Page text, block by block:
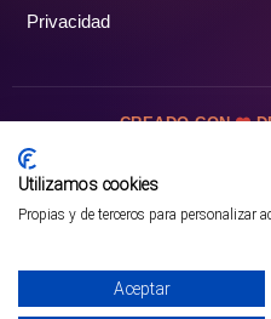
Privacidad
CREADO CON
Utilizamos cookies
Propias y de terceros para personalizar
Aceptar